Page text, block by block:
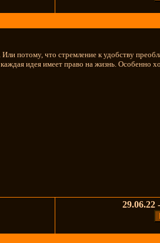
потому, что стремление к удобству
идея имеет право на жизнь. Особенно
29.06.22